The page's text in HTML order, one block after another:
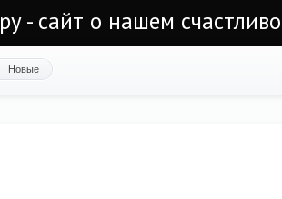
- сайт о нашем
Новые